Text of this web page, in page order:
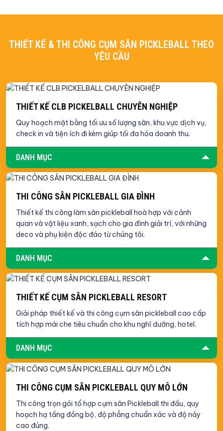
THIẾT KẾ & THI CÔNG CỤM SÂN PICKLEBALL THEO
YÊU CẦU
THIẾT KẾ CLB PICKELBALL CHUYÊN NGHIỆP
Quy hoạch mặt bằng tối ưu số lượng sân, khu vực dịch vụ,
check in và tiện ích đi kèm giúp tối đa hóa doanh thu.
DANH MỤC
THI CÔNG SÂN PICKLEBALL GIA ĐÌNH
Thiết kế thi công làm sân pickleball hoà hợp với cảnh
quan và vật liệu xanh, sạch cho gia đình giải trí, với những
DANH MỤC
THIẾT KẾ CỤM SÂN PICKLEBALL RESORT
Giải pháp thiết kế và thi công cụm sân pickleball cao cấp
DANH MỤC
THI CÔNG CỤM SÂN PICKLEBALL QUY MÔ LỚN
Thi công trọn gói tổ hợp cụm sân Pickleball thi đấu, quy
hoạch hạ tầng đồng bộ, độ phẳng chuẩn xác và độ nảy
cao đúng.